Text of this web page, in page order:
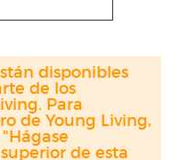
disponibles
de los
Para
de Young Living,
de esta